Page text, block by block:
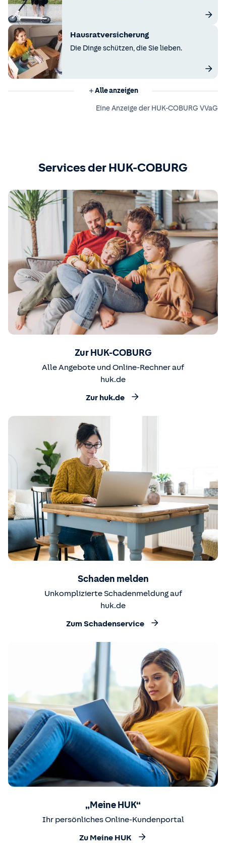
Hausratversicherung
Die Dinge schützen, die Sie lieben.
Alle anzeigen
Eine Anzeige der HUK-COBURG VVaG
Services der HUK-COBURG
Zur HUK-COBURG
Alle Angebote und Online-Rechner auf
huk.de
Zur huk.de
Schaden melden
Unkomplizierte Schadenmeldung auf
huk.de
Zum Schadenservice
„Meine HUK“
Ihr persönliches Online-Kundenportal
Zu Meine HUK